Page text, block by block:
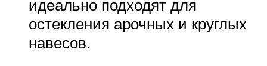
идеально подходят для
остекления арочных и круглых
навесов.